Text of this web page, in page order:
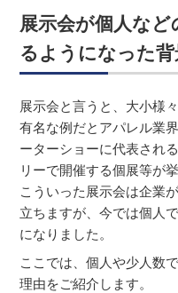
展示会が個人など
るようになった背
展示会と言うと、大小様
有名な例だとアパレル業
ーターショーに代表され
リーで開催する個展等が
こういった展示会は企業
立ちますが、今では個人
になりました。
ここでは、個人や少人数
理由をご紹介します。